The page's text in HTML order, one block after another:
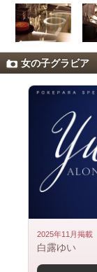
女の子グラビア
2025年11月掲載
白露ゆい